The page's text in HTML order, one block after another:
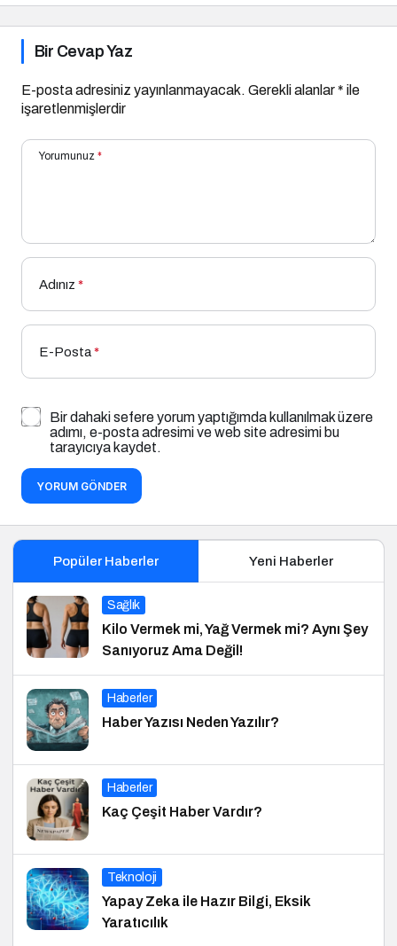
Bir Cevap Yaz
E-posta adresiniz yayınlanmayacak. Gerekli alanlar* ile
işaretlenmişlerdir
Yorumunuz *
Adınız *
E-Posta*
Bir dahaki sefere yorum yaptığımda kullanılmak üzere
adımı, e-posta adresimi ve web site adresimi bu
tarayıcıya kaydet.
YORUM GÖNDER
Popüler Haberler Yeni Haberler
Sağlık
Kilo Vermek mi, Yağ Vermek mi? Aynı Şey
Sanıyoruz Ama Değil!
Haberler
Haber Yazısı Neden Yazılır?
Haberler
Kaç Çeşit Haber Vardır?
Teknoloji
Yapay Zeka ile Hazır Bilgi, Eksik
Yaratıcılık